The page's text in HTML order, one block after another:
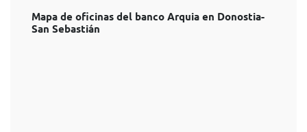
Mapa de oficinas del banco Arquia en Donostia-
San Sebastián